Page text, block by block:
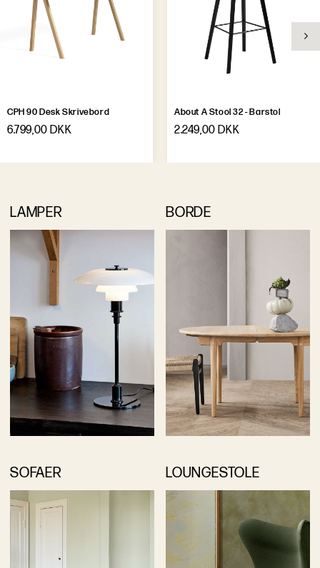
CPH 90 Desk Skrivebord
6.799,00 DKK
About A Stool 32 - Barstol
2.249,00 DKK
LAMPER BORDE
SOFAER LOUNGESTOLE